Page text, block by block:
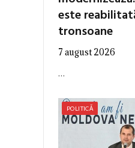
este
tronsoane
7 august 2026
…
POLITICĂ